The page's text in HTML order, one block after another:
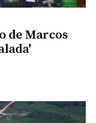
de Marcos